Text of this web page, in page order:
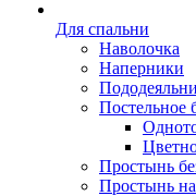
Для спальни
Наволочка
Наперники
Постельное
Простынь
Простынь